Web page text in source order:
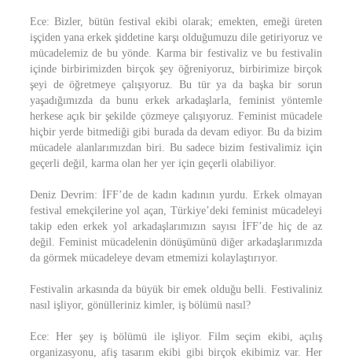
Ece: Bizler, bütün festival ekibi olarak; emekten, emeği üreten
işçiden yana erkek şiddetine karşı olduğumuzu dile getiriyoruz ve
mücadelemiz de bu yönde. Karma bir festivaliz ve bu festivalin
içinde birbirimizden birçok şey öğreniyoruz, birbirimize birçok
şeyi de öğretmeye çalışıyoruz. Bu tür ya da başka bir sorun
yaşadığımızda da bunu erkek arkadaşlarla, feminist yöntemle
herkese açık bir şekilde çözmeye çalışıyoruz. Feminist mücadele
hiçbir yerde bitmediği gibi burada da devam ediyor. Bu da bizim
mücadele alanlarımızdan biri. Bu sadece bizim festivalimiz için
geçerli değil, karma olan her yer için geçerli olabiliyor.
Deniz Devrim: İFF’de de kadın kadının yurdu. Erkek olmayan
festival emekçilerine yol açan, Türkiye’deki feminist mücadeleyi
takip eden erkek yol arkadaşlarımızın sayısı İFF’de hiç de az
değil. Feminist mücadelenin dönüşümünü diğer arkadaşlarımızda
da görmek mücadeleye devam etmemizi kolaylaştırıyor.
Festivalin arkasında da büyük bir emek olduğu belli. Festivaliniz
nasıl işliyor, gönülleriniz kimler, iş bölümü nasıl?
Ece: Her şey iş bölümü ile işliyor. Film seçim ekibi, açılış
organizasyonu, afiş tasarım ekibi gibi birçok ekibimiz var. Her